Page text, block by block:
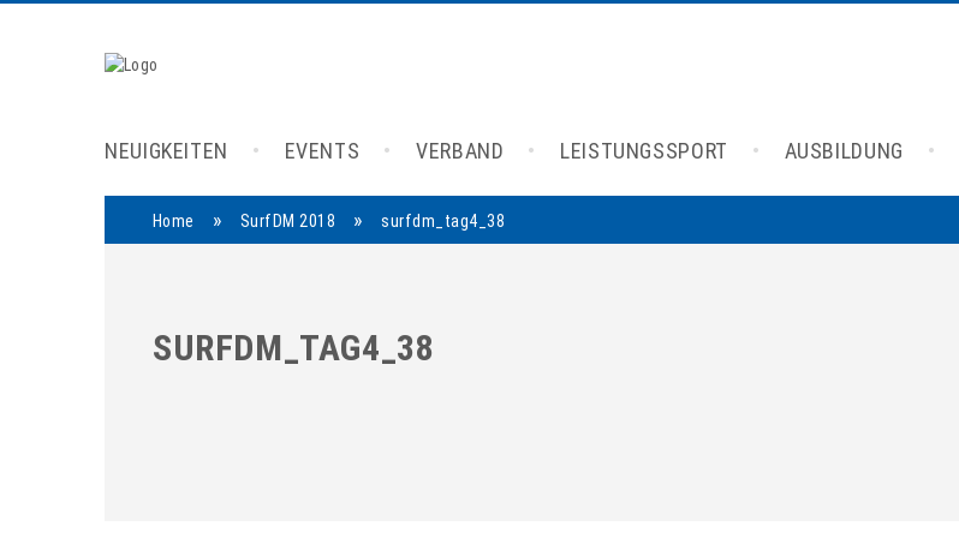
NEUIGKEITEN EVENTS VERBAND LEISTUNGSSPORT AUSBILDUNG
Home » SurfDM 2018 » surfdm_tag4_38
SURFDM_TAG4_38